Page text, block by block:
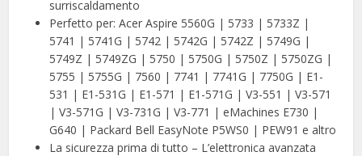
surriscaldamento
Perfetto per: Acer Aspire 5560G | 5733 | 5733Z |
5741 | 5741G | 5742 | 5742G | 5742Z | 5749G |
5749Z | 5749ZG | 5750 | 5750G | 5750Z | 5750ZG |
5755 | 5755G | 7560 | 7741 | 7741G | 7750G | E1-
531 | E1-531G | E1-571 | E1-571G | V3-551 | V3-571
| V3-571G | V3-731G | V3-771 | eMachines E730 |
G640 | Packard Bell EasyNote P5WS0 | PEW91 e altro
La sicurezza prima di tutto – L’elettronica avanzata